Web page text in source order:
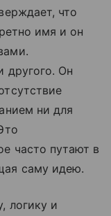
что
имя и он
другого. Он
ни для
часто путают в
саму идею.
логику и